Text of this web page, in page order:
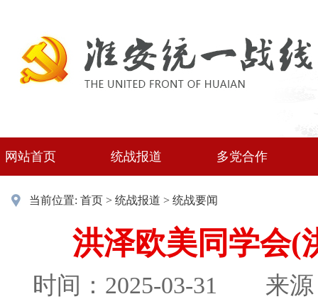
网站首页 统战报道 多党合作
当前位置: 首页 > 统战报道 > 统战要闻
洪泽欧美同学会(
时间：2025-03-31 来